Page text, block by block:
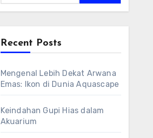
Recent Posts
Mengenal Lebih Dekat Arwana
Emas: Ikon di Dunia Aquascape
Keindahan Gupi Hias dalam
Akuarium